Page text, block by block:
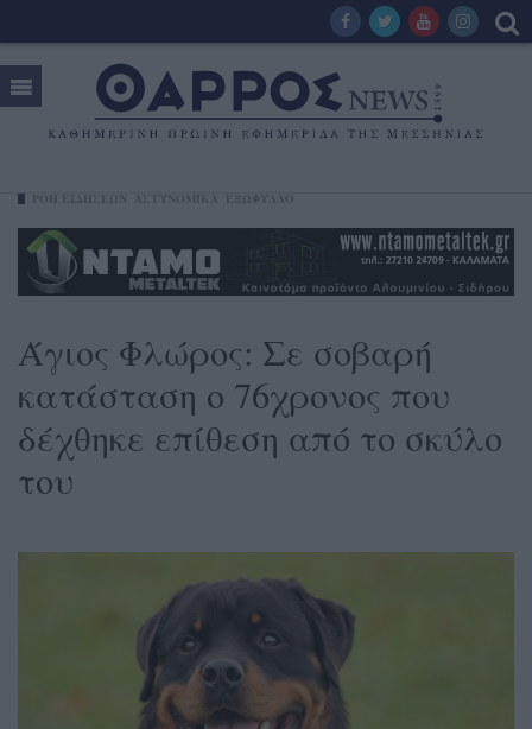
Άγιος Φλώρος: Σε σοβαρή
κατάσταση ο 76χρονος που
δέχθηκε επίθεση από το σκύλο
του